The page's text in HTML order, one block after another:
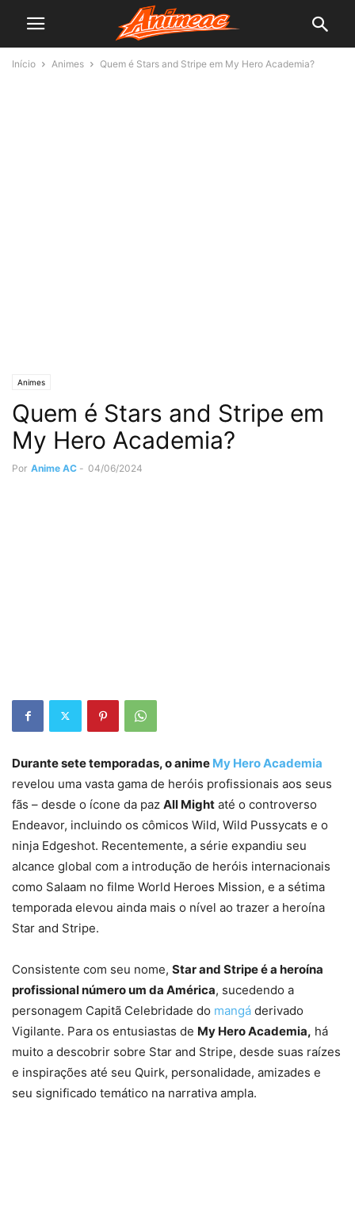
Início Animes Quem é Stars and Stripe em My Hero Academia?
Animes
Quem é Stars and Stripe em
My Hero Academia?
Por Anime AC - 04/06/2024
Durante sete temporadas, o anime My Hero Academia
revelou uma vasta gama de heróis profissionais aos seus
fãs – desde o ícone da paz All Might até o controverso
Endeavor, incluindo os cômicos Wild, Wild Pussycats e o
ninja Edgeshot. Recentemente, a série expandiu seu
alcance global com a introdução de heróis internacionais
como Salaam no filme World Heroes Mission, e a sétima
temporada elevou ainda mais o nível ao trazer a heroína
Star and Stripe.
Consistente com seu nome, Star and Stripe é a heroína
profissional número um da América, sucedendo a
personagem Capitã Celebridade do mangá derivado
Vigilante. Para os entusiastas de My Hero Academia, há
muito a descobrir sobre Star and Stripe, desde suas raízes
e inspirações até seu Quirk, personalidade, amizades e
seu significado temático na narrativa ampla.